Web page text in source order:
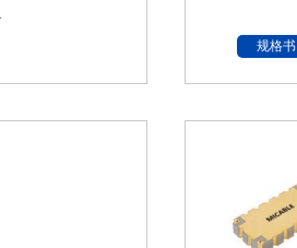
规格书